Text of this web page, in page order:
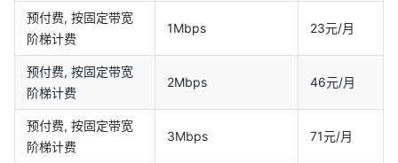
预付费, 按固定带宽
阶梯计费
1Mbps 23元/月
预付费, 按固定带宽
阶梯计费
2Mbps 46元/月
预付费, 按固定带宽
阶梯计费
3Mbps 71元/月